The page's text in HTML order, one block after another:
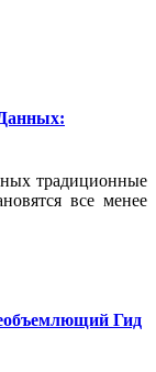
традиционные
все менее
Гид